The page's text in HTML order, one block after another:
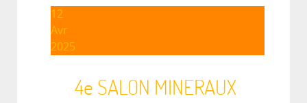
12
Avr
2025
4e SALON MINERAUX